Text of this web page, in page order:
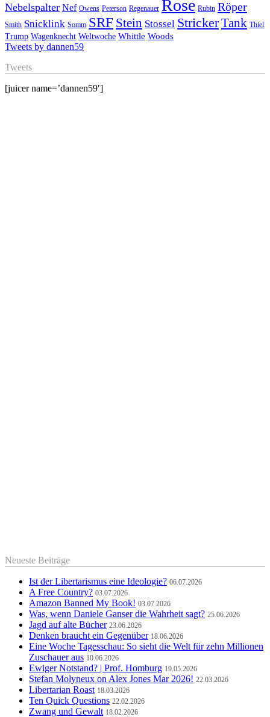
Nebelspalter Nef Owens Peterson Regenauer Rose Rubin Röper
Smith Snicklink Somm SRF Stein Stossel StrickerTank Thiel
Trump Wagenknecht Weltwoche Whittle Woods
Tweets by dannen59
Tweets
[juicer name=’dannen59′]
Neueste Beiträge
Ist der Libertarismus eine Ideologie? 06.07.2026
A Free Country? 03.07.2026
Amazon Banned My Book! 03.07.2026
Was, wenn Daniele Ganser die Wahrheit sagt? 25.06.2026
Jagd auf alte Bücher 23.06.2026
Denken braucht ein Gegenüber 18.06.2026
Eine Woche Tagesschau: So sieht die Welt für zehn Millionen
Zuschauer aus 10.06.2026
Ewiger Notstand? | Prof. Homburg 19.05.2026
Stefan Molyneux on Alex Jones Mar 2026! 22.03.2026
Libertarian Roast 18.03.2026
Ten Quick Questions 22.02.2026
Zwang und Gewalt 18.02.2026